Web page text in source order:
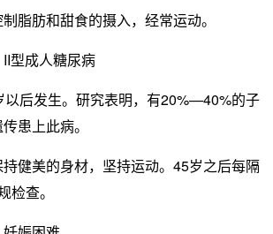
肪和甜食的摄入，经常运动。
成人糖尿病
后发生。研究表明，有20%—40%的子
患上此病。
美的身材，坚持运动。45岁之后每隔
检查。